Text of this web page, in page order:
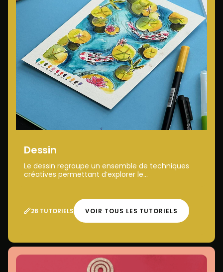
Dessin
Le dessin regroupe un ensemble de techniques
créatives permettant d’explorer le...
28 TUTORIELS VOIR TOUS LES TUTORIELS